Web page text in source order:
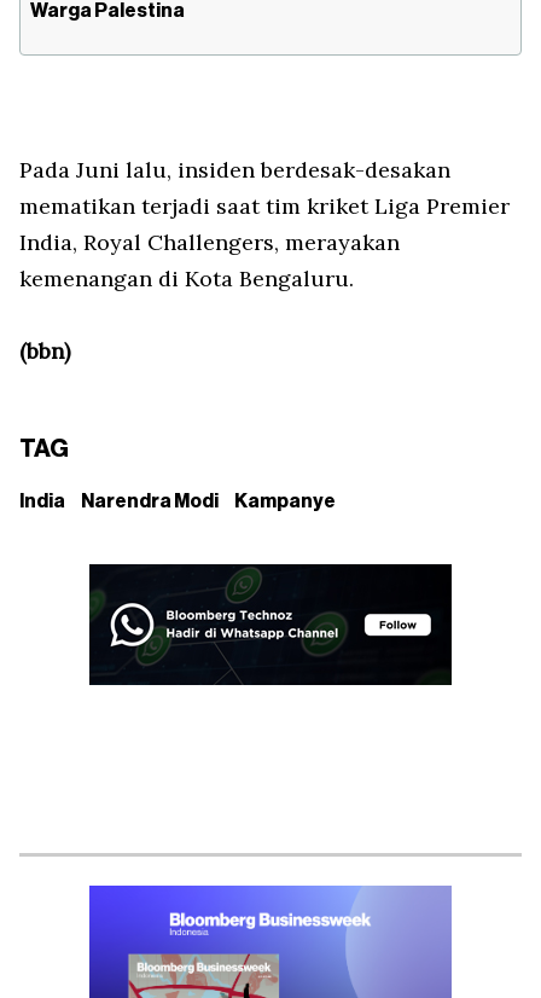
Warga Palestina
Pada Juni lalu, insiden berdesak-desakan
mematikan terjadi saat tim kriket Liga Premier
India, Royal Challengers, merayakan
kemenangan di Kota Bengaluru.
(bbn)
TAG
India Narendra Modi Kampanye